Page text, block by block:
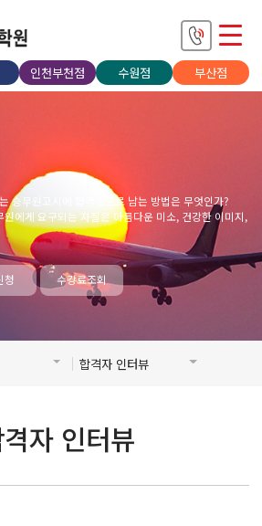
인천부천점 수원점 부산점
승무원고시에 합격생으로 남는 방법은 무엇인가?
에게 요구되는 자질은 아름다운 미소, 건강한 이미지,
청 수강료조회
합격자 인터뷰
자 인터뷰